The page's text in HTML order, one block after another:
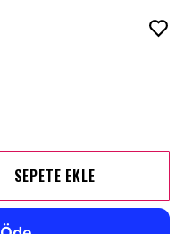
SEPETE EKLE